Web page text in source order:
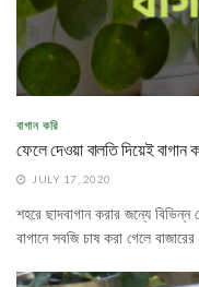
বাগান করি
ফেলে দেওয়া বালতি দিয়েই বাগান
JULY 17, 2020
শহরে ছাদবাগান করার জন্যে
বাগানে সবজি চাষ করা গেলে